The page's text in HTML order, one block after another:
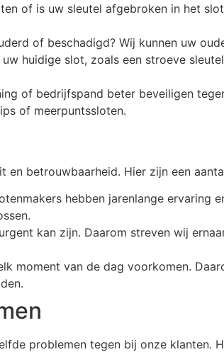
of is uw sleutel afgebroken in het
of beschadigd? Wij kunnen uw
huidige slot, zoals een stroeve
of bedrijfspand beter beveiligen
of meerpuntssloten.
betrouwbaarheid. Hier zijn een
hebben jarenlange
kan zijn. Daarom streven wij
moment van de dag voorkomen.
problemen tegen bij onze klanten.